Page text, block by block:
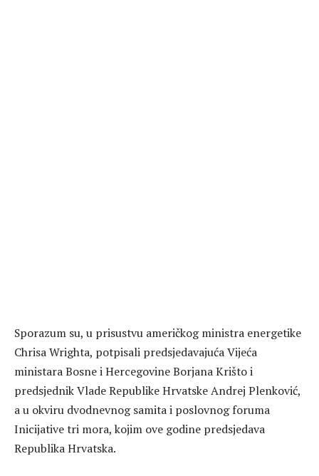
Sporazum su, u prisustvu američkog ministra energetike
Chrisa Wrighta, potpisali predsjedavajuća Vijeća
ministara Bosne i Hercegovine Borjana Krišto i
predsjednik Vlade Republike Hrvatske Andrej Plenković,
a u okviru dvodnevnog samita i poslovnog foruma
Inicijative tri mora, kojim ove godine predsjedava
Republika Hrvatska.